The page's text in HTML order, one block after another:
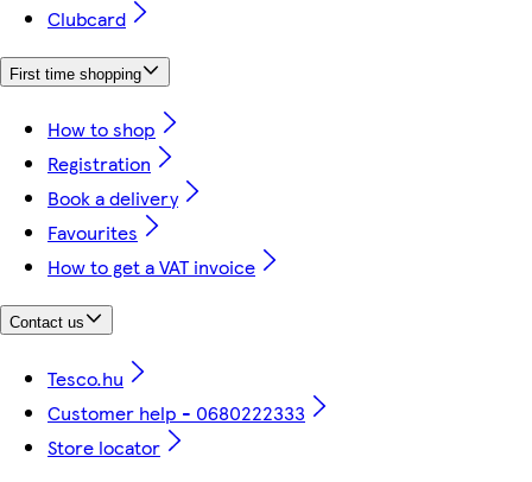
Clubcard
First time shopping
How to shop
Registration
Book a delivery
Favourites
How to get a VAT invoice
Contact us
Tesco.hu
Customer help - 0680222333
Store locator